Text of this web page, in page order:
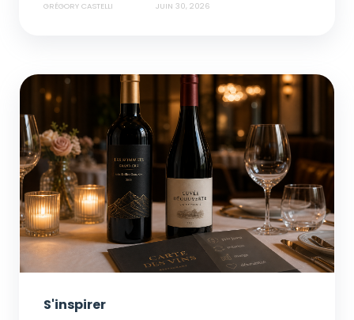
GRÉGORY CASTELLI JUIN 30, 2026
S'inspirer